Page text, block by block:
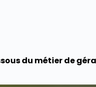
du métier de